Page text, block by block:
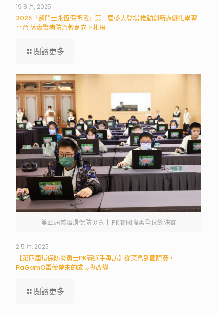
19 8 月, 2025
2025「腎鬥士永恆保衛戰」第二屆盛大登場 推動創新遊戲化學習
平台 落實腎病防治教育向下扎根
閱讀更多
第四屆慈濟環保防災勇士 PK賽國際盃全球總決賽
2 5 月, 2025
【第四屆環保防災勇士PK賽選手專訪】從菜鳥到國際賽，
PaGamO電競帶來的成長與改變
閱讀更多